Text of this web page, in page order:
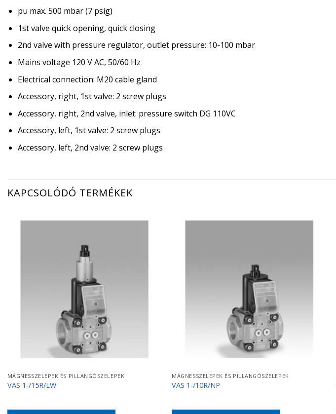
pu max. 500 mbar (7 psig)
1st valve quick opening, quick closing
2nd valve with pressure regulator, outlet pressure: 10-100 mbar
Mains voltage 120 V AC, 50/60 Hz
Electrical connection: M20 cable gland
Accessory, right, 1st valve: 2 screw plugs
Accessory, right, 2nd valve, inlet: pressure switch DG 110VC
Accessory, left, 1st valve: 2 screw plugs
Accessory, left, 2nd valve: 2 screw plugs
KAPCSOLÓDÓ TERMÉKEK
MÁGNESSZELEPEK ÉS PILLANGÓSZELEPEK
VAS 1-/15R/LW
MÁGNESSZELEPEK ÉS PILLANGÓSZELEPEK
VAS 1-/10R/NP